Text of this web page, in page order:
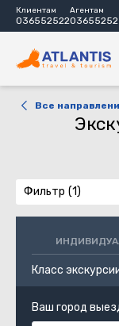
Клиентам
036552522
Агентам
Все
Фильтр
Класс
Ваш город